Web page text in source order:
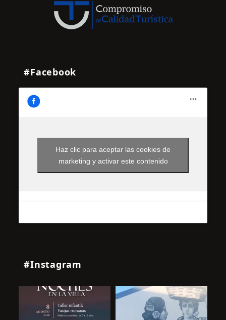
#Facebook
Haz clic para aceptar las cookies de
marketing y activar este contenido
#Instagram